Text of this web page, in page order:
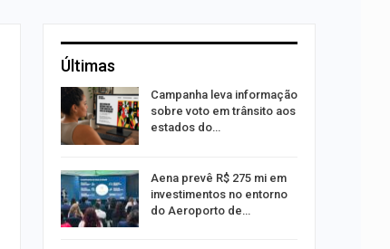
Últimas
Campanha leva informação
sobre voto em trânsito aos
estados do…
Aena prevê R$ 275 mi em
investimentos no entorno
do Aeroporto de…